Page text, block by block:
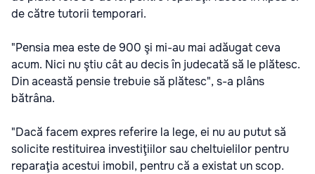
de către tutorii temporari.
"Pensia mea este de 900 şi mi-au mai adăugat ceva
acum. Nici nu ştiu cât au decis în judecată să le plătesc.
Din această pensie trebuie să plătesc", s-a plâns
bătrâna.
"Dacă facem expres referire la lege, ei nu au putut să
solicite restituirea investiţiilor sau cheltuielilor pentru
reparaţia acestui imobil, pentru că a existat un scop.